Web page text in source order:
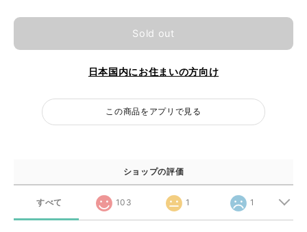
Sold out
日本国内にお住まいの方向け
この商品をアプリで見る
ショップの評価
すべて 103 1 1